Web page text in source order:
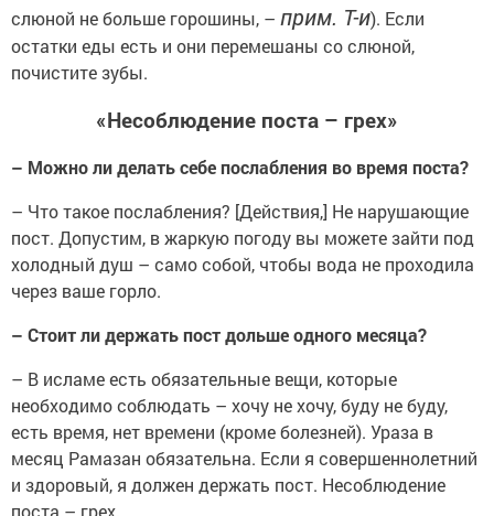
слюной не больше горошины, – прим. Т-и). Если
остатки еды есть и они перемешаны со слюной,
почистите зубы.
«Несоблюдение поста – грех»
– Можно ли делать себе послабления во время поста?
– Что такое послабления? [Действия,] Не нарушающие
пост. Допустим, в жаркую погоду вы можете зайти под
холодный душ – само собой, чтобы вода не проходила
через ваше горло.
– Стоит ли держать пост дольше одного месяца?
– В исламе есть обязательные вещи, которые
необходимо соблюдать – хочу не хочу, буду не буду,
есть время, нет времени (кроме болезней). Ураза в
месяц Рамазан обязательна. Если я совершеннолетний
и здоровый, я должен держать пост. Несоблюдение
поста – грех.